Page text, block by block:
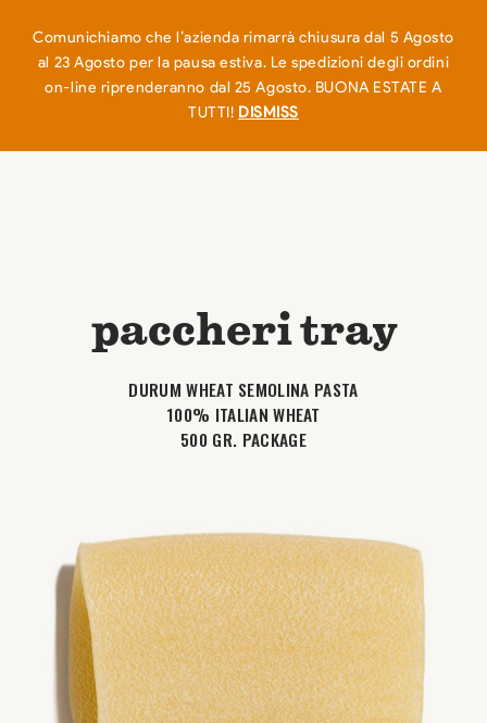
paccheri tray
DURUM WHEAT SEMOLINA PASTA
100% ITALIAN WHEAT
500 GR. PACKAGE
Comunichiamo che l’azienda rimarrà chiusura dal 5 Agosto
al 23 Agosto per la pausa estiva. Le spedizioni degli ordini
on-line riprenderanno dal 25 Agosto. BUONA ESTATE A
TUTTI! DISMISS